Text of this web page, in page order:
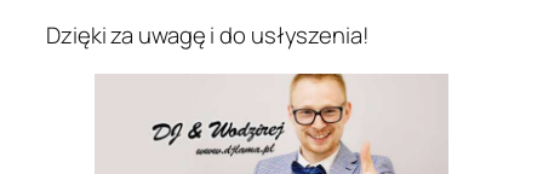
Dzięki za uwagę i do usłyszenia!